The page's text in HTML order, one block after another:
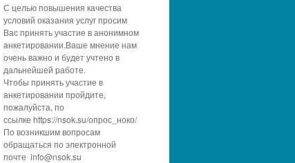
С целью повышения качества
условий оказания услуг просим
Вас принять участие в анонимном
анкетировании.Ваше мнение нам
очень важно и будет учтено в
дальнейшей работе.
Чтобы принять участие в
анкетировании пройдите,
пожалуйста, по
ссылке https://nsok.su/опрос_ноко/
По возникшим вопросам
обращаться по электронной
почте info@nsok.su